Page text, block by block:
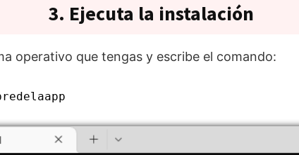
3. Ejecuta la instalación
operativo que tengas y escribe el comando: